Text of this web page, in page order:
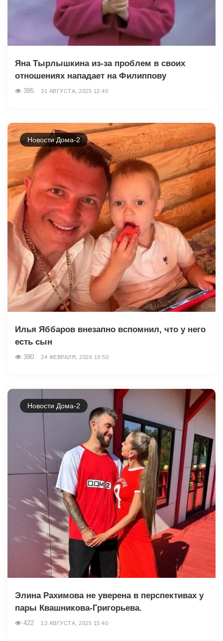
Яна Тырлышкина из-за проблем в своих
отношениях нападает на Филиппову
395 31 АВГУСТА, 2025 12:40
Новости Дома-2
Илья Яббаров внезапно вспомнил, что у него
есть сын
390 24 ФЕВРАЛЯ, 2026 19:50
Новости Дома-2
Элина Рахимова не уверена в перспективах у
пары Квашникова-Григорьева.
422 13 АВГУСТА, 2025 15:40